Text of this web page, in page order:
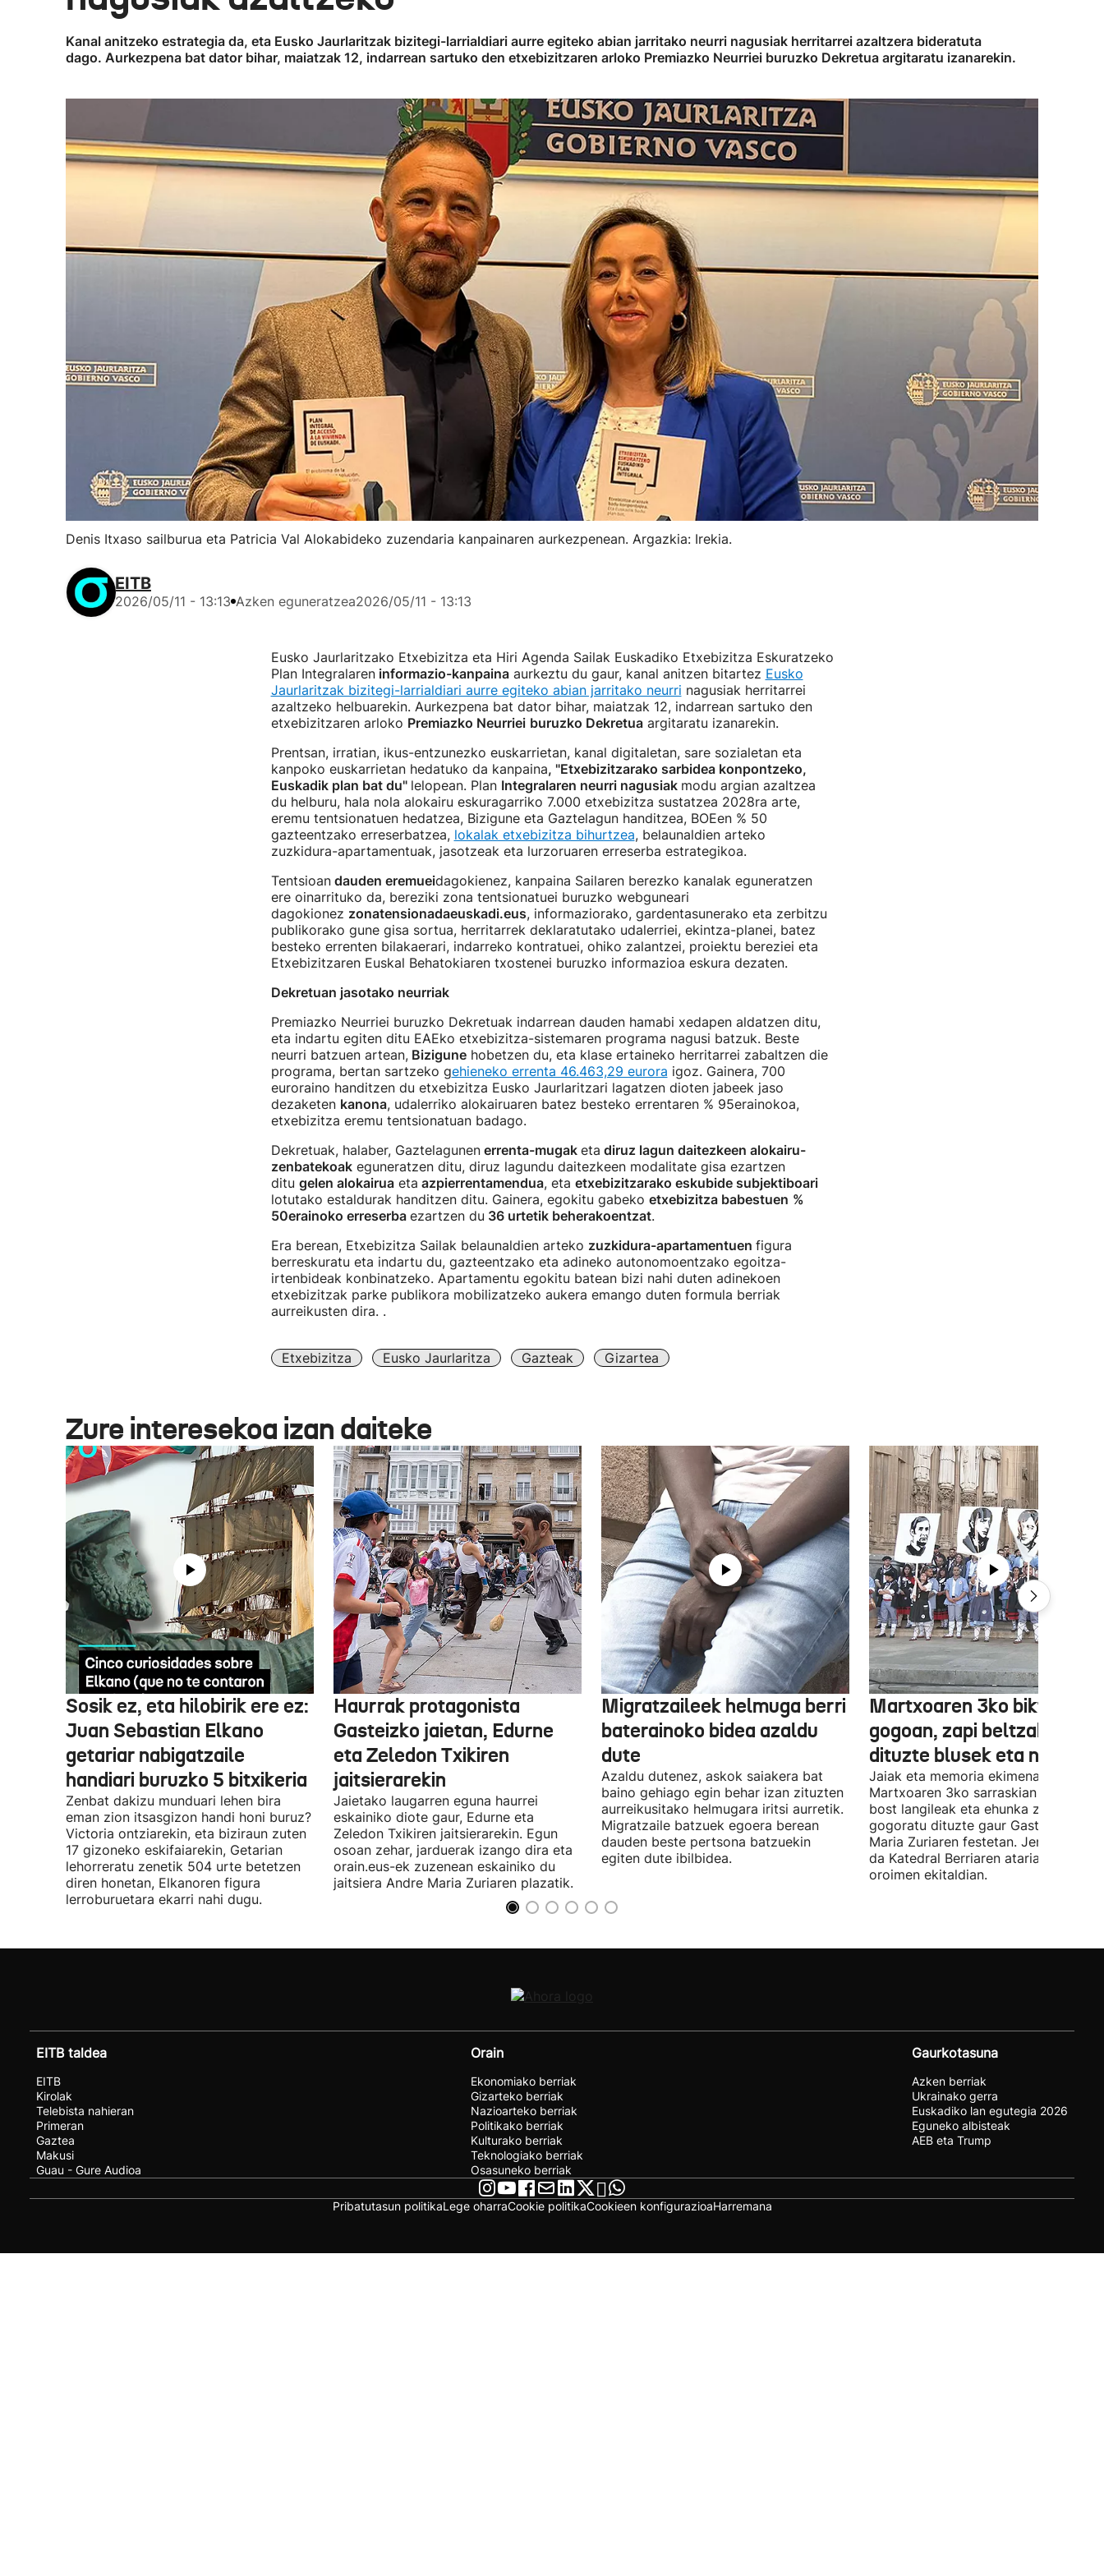
Kanal anitzeko estrategia da, eta Eusko Jaurlaritzak bizitegi-larrialdiari aurre egiteko abian jarritako neurri nagusiak herritarrei azaltzera bideratuta
dago. Aurkezpena bat dator bihar, maiatzak 12, indarrean sartuko den etxebizitzaren arloko Premiazko Neurriei buruzko Dekretua argitaratu izanarekin.
Denis Itxaso sailburua eta Patricia Val Alokabideko zuzendaria kanpainaren aurkezpenean. Argazkia: Irekia.
EITB
2026/05/11 - 13:13 Azken eguneratzea2026/05/11 - 13:13
Eusko Jaurlaritzako Etxebizitza eta Hiri Agenda Sailak Euskadiko Etxebizitza Eskuratzeko
Plan Integralareninformazio-kanpainaaurkeztu du gaur, kanal anitzen bitartez Eusko
Jaurlaritzak bizitegi-larrialdiari aurre egiteko abian jarritako neurri nagusiak herritarrei
azaltzeko helbuarekin. Aurkezpena bat dator bihar, maiatzak 12, indarrean sartuko den
etxebizitzaren arloko Premiazko Neurriei buruzko Dekretuaargitaratu izanarekin.
Prentsan, irratian, ikus-entzunezko euskarrietan, kanal digitaletan, sare sozialetan eta
kanpoko euskarrietan hedatuko da kanpaina, "Etxebizitzarako sarbidea konpontzeko,
Euskadik plan bat du" lelopean. Plan Integralaren neurri nagusiak modu argian azaltzea
du helburu, hala nola alokairu eskuragarriko 7.000 etxebizitza sustatzea 2028ra arte,
eremu tentsionatuen hedatzea, Bizigune eta Gaztelagun handitzea, BOEen % 50
gazteentzako erreserbatzea, lokalak etxebizitza bihurtzea, belaunaldien arteko
zuzkidura-apartamentuak, jasotzeak eta lurzoruaren erreserba estrategikoa.
Tentsioandauden eremueidagokienez, kanpaina Sailaren berezko kanalak eguneratzen
ere oinarrituko da, bereziki zona tentsionatuei buruzko webguneari
dagokionez zonatensionadaeuskadi.eus, informaziorako, gardentasunerako eta zerbitzu
publikorako gune gisa sortua, herritarrek deklaratutako udalerriei, ekintza-planei, batez
besteko errenten bilakaerari, indarreko kontratuei, ohiko zalantzei, proiektu bereziei eta
Etxebizitzaren Euskal Behatokiaren txostenei buruzko informazioa eskura dezaten.
Dekretuan jasotako neurriak
Premiazko Neurriei buruzko Dekretuak indarrean dauden hamabi xedapen aldatzen ditu,
eta indartu egiten ditu EAEko etxebizitza-sistemaren programa nagusi batzuk. Beste
neurri batzuen artean,Bizigunehobetzen du, eta klase ertaineko herritarrei zabaltzen die
programa, bertan sartzeko gehieneko errenta 46.463,29 eurora igoz. Gainera, 700
euroraino handitzen du etxebizitza Eusko Jaurlaritzari lagatzen dioten jabeek jaso
dezaketen kanona, udalerriko alokairuaren batez besteko errentaren % 95erainokoa,
etxebizitza eremu tentsionatuan badago.
Dekretuak, halaber, Gaztelagunenerrenta-mugak eta diruz lagun daitezkeen alokairu-
zenbatekoakeguneratzen ditu, diruz lagundu daitezkeen modalitate gisa ezartzen
ditu gelen alokairuaeta azpierrentamendua, eta etxebizitzarako eskubide subjektiboari
lotutako estaldurak handitzen ditu. Gainera, egokitu gabeko etxebizitza babestuen %
50erainoko erreserba ezartzen du 36 urtetik beherakoentzat.
Era berean, Etxebizitza Sailak belaunaldien arteko zuzkidura-apartamentuen figura
berreskuratu eta indartu du, gazteentzako eta adineko autonomoentzako egoitza-
irtenbideak konbinatzeko. Apartamentu egokitu batean bizi nahi duten adinekoen
etxebizitzak parke publikora mobilizatzeko aukera emango duten formula berriak
aurreikusten dira. .
Etxebizitza Eusko Jaurlaritza Gazteak Gizartea
Zure interesekoa izan daiteke
Sosik ez, eta hilobirik ere ez:
Juan Sebastian Elkano
getariar nabigatzaile
handiari buruzko 5 bitxikeria
Zenbat dakizu munduari lehen bira
eman zion itsasgizon handi honi buruz?
Victoria ontziarekin, eta biziraun zuten
17 gizoneko eskifaiarekin, Getarian
lehorreratu zenetik 504 urte betetzen
diren honetan, Elkanoren figura
lerroburuetara ekarri nahi dugu.
Haurrak protagonista
Gasteizko jaietan, Edurne
eta Zeledon Txikiren
jaitsierarekin
Jaietako laugarren eguna haurrei
eskainiko diote gaur, Edurne eta
Zeledon Txikiren jaitsierarekin. Egun
osoan zehar, jarduerak izango dira eta
orain.eus-ek zuzenean eskainiko du
jaitsiera Andre Maria Zuriaren plazatik.
Migratzaileek helmuga berri
baterainoko bidea azaldu
dute
Azaldu dutenez, askok saiakera bat
baino gehiago egin behar izan zituzten
aurreikusitako helmugara iritsi aurretik.
Migratzaile batzuek egoera berean
dauden beste pertsona batzuekin
egiten dute ibilbidea.
Martxoaren 3ko biktimak
gogoan, zapi beltzak jantzi
dituzte blusek eta neskek
Jaiak eta memoria ekimenaren
Martxoaren 3ko sarraskian hildako
bost langileak eta ehunka zaurituak
gogoratu dituzte gaur Gasteizko
Maria Zuriaren festetan. Jendetza
da Katedral Berriaren atarian egin
oroimen ekitaldian.
EITB taldea
EITB
Kirolak
Telebista nahieran
Primeran
Gaztea
Makusi
Guau - Gure Audioa
Orain
Ekonomiako berriak
Gizarteko berriak
Nazioarteko berriak
Politikako berriak
Kulturako berriak
Teknologiako berriak
Osasuneko berriak
Gaurkotasuna
Azken berriak
Ukrainako gerra
Euskadiko lan egutegia 2026
Eguneko albisteak
AEB eta Trump
Pribatutasun politikaLege oharraCookie politikaCookieen konfigurazioaHarremana